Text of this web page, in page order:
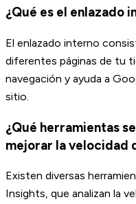
¿Qué es el enlazado
El enlazado interno
diferentes páginas de tu
navegación y ayuda a
sitio.
¿Qué herramientas
mejorar la velocidad
Existen diversas
Insights, que analizan la